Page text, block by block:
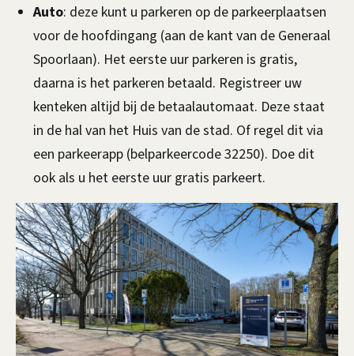
n
)
Auto: deze kunt u parkeren op de parkeerplaatsen
voor de hoofdingang (aan de kant van de Generaal
Spoorlaan). Het eerste uur parkeren is gratis,
daarna is het parkeren betaald. Registreer uw
kenteken altijd bij de betaalautomaat. Deze staat
in de hal van het Huis van de stad. Of regel dit via
een parkeerapp (belparkeercode 32250). Doe dit
ook als u het eerste uur gratis parkeert.